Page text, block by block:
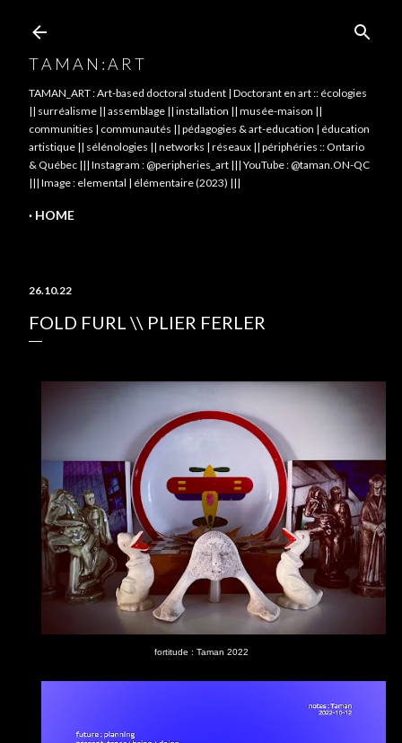
T A M A N : A R T
TAMAN_ART : Art-based doctoral student | Doctorant en art :: écologies
|| surréalisme || assemblage || installation || musée-maison ||
communities | communautés || pédagogies & art-education | éducation
artistique || sélénologies || networks | réseaux || périphéries :: Ontario
& Québec ||| Instagram : @peripheries_art ||| YouTube : @taman.ON-QC
||| Image : elemental | élémentaire (2023) |||
HOME
26.10.22
FOLD FURL \\ PLIER FERLER
fortitude : Taman 2022